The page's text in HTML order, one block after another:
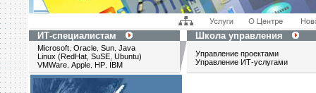
ИТ-специалистам Школа управления
Microsoft Oracle Sun Java
Linux (RedHat, SuSE, Ubuntu)
VMWare Apple HP IBM
Управление проектами
Управление ИТ-услугами